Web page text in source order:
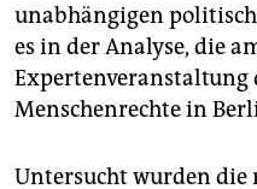
epaper login
unabhängigen
es in der Analyse, die
Expertenveranstaltung
Menschenrechte in
Untersucht wurden die